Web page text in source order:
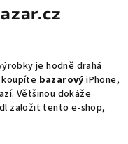
je hodně drahá
bazarový iPhone,
Většinou dokáže
založit tento e-shop,